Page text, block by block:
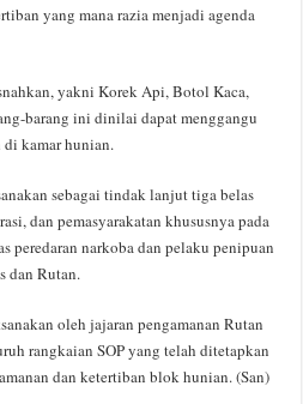
yang mana razia menjadi agenda
yakni Korek Api, Botol Kaca,
barang ini dinilai dapat menggangu
di kamar hunian.
sebagai tindak lanjut tiga belas
dan pemasyarakatan khususnya pada
peredaran narkoba dan pelaku penipuan
dan Rutan.
oleh jajaran pengamanan Rutan
rangkaian SOP yang telah ditetapkan
dan ketertiban blok hunian. (San)